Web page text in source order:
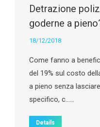
Detrazione
goderne a
18/12/2018
Come fanno a
del 19% sul costo
a pieno senza
specifico, c……
Details